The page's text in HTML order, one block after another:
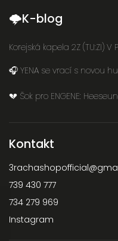
🌩K-blog
Korejská kapela 2Z (TU:ZI) V
🎧 YENA se vrací s novou
💔 Šok pro ENGENE:
Kontakt
3rachashopofficial@
739 430 777
734 279 969
Instagram